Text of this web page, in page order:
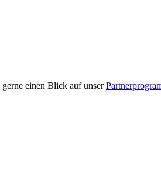
einen Blick auf unser